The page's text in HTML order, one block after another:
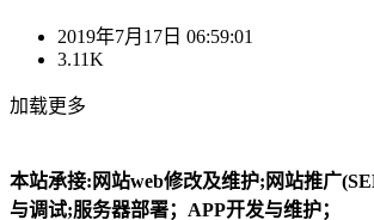
2019年7月17日 06:59:01
3.11K
加载更多
本站承接:网站web修改及维护;网站推广
与调试;服务器部署；APP开发与维护；